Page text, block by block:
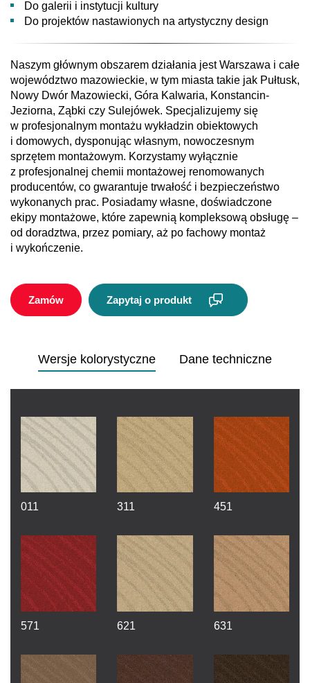
Do galerii i instytucji kultury
Do projektów nastawionych na artystyczny design
Naszym głównym obszarem działania jest Warszawa i całe
województwo mazowieckie, w tym miasta takie jak Pułtusk,
Nowy Dwór Mazowiecki, Góra Kalwaria, Konstancin-
Jeziorna, Ząbki czy Sulejówek. Specjalizujemy się
w profesjonalnym montażu wykładzin obiektowych
i domowych, dysponując własnym, nowoczesnym
sprzętem montażowym. Korzystamy wyłącznie
z profesjonalnej chemii montażowej renomowanych
producentów, co gwarantuje trwałość i bezpieczeństwo
wykonanych prac. Posiadamy własne, doświadczone
ekipy montażowe, które zapewnią kompleksową obsługę –
od doradztwa, przez pomiary, aż po fachowy montaż
i wykończenie.
Zamów Zapytaj o produkt
Wersje kolorystyczne Dane techniczne
011 311 451
571 621 631